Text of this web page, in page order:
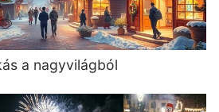
a nagyvilágból